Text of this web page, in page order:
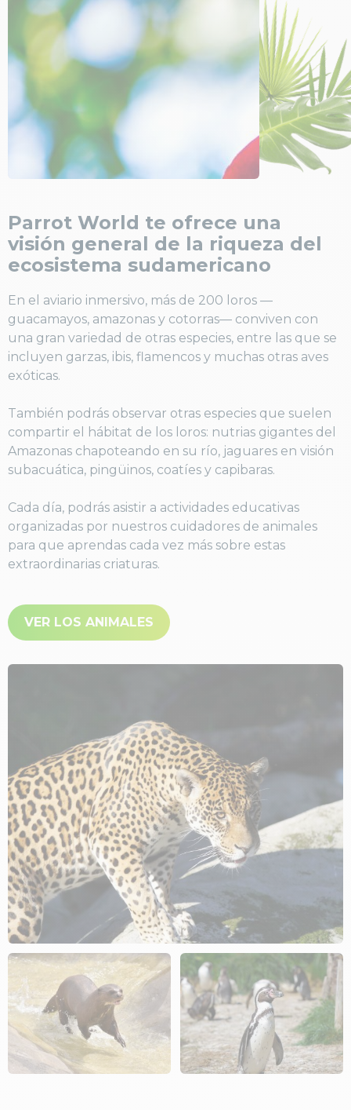
Parrot World te ofrece una
visión general de la riqueza del
ecosistema sudamericano
En el aviario inmersivo, más de 200 loros —
guacamayos, amazonas y cotorras— conviven con
una gran variedad de otras especies, entre las que se
incluyen garzas, ibis, flamencos y muchas otras aves
exóticas.
También podrás observar otras especies que suelen
compartir el hábitat de los loros: nutrias gigantes del
Amazonas chapoteando en su río, jaguares en visión
subacuática, pingüinos, coatíes y capibaras.
Cada día, podrás asistir a actividades educativas
organizadas por nuestros cuidadores de animales
para que aprendas cada vez más sobre estas
extraordinarias criaturas.
VER LOS ANIMALES